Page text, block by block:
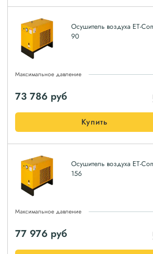
Осушитель воздуха ET-
90
Максимальное давление
73 786 руб
Купить
Осушитель воздуха ET-
156
Максимальное давление
77 976 руб